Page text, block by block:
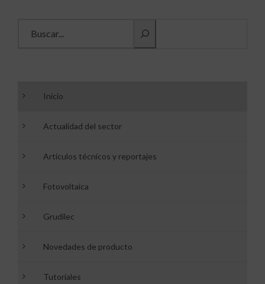
Inicio
Actualidad del sector
Artículos técnicos y reportajes
Fotovoltaica
Grudilec
Novedades de producto
Tutoriales